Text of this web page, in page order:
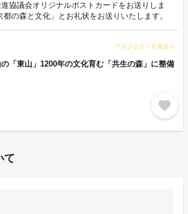
協議会オリジナルポストカードをお送りしま
の森と文化」とお礼状をお送りいたします。
プロジェクトを見る arrow_forward
「東山」1200年の文化育む「共生の森」に整備
favorite
て